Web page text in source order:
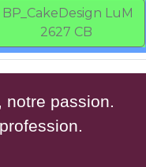
BP_CakeDesign LuM
2627 CB
notre passion.